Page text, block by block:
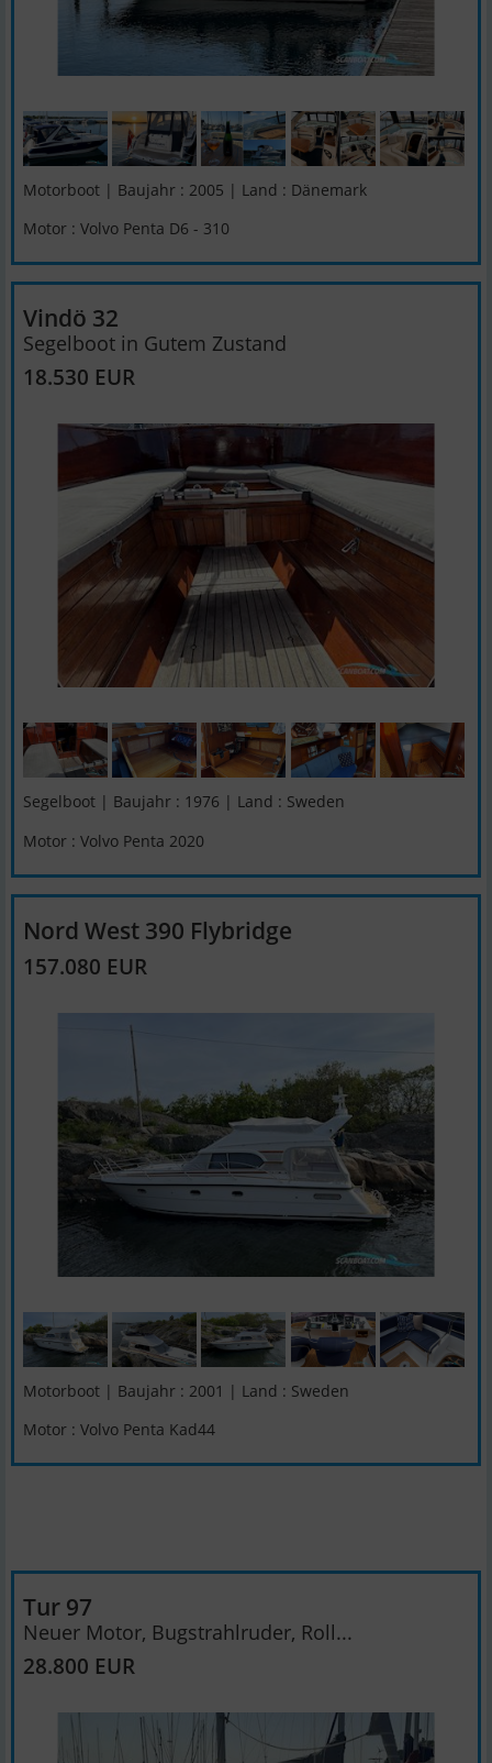
Motorboot | Baujahr : 2005 | Land : Dänemark
Motor : Volvo Penta D6 - 310
Vindö 32
Segelboot in Gutem Zustand
18.530 EUR
Segelboot | Baujahr : 1976 | Land : Sweden
Motor : Volvo Penta 2020
Nord West 390 Flybridge
157.080 EUR
Motorboot | Baujahr : 2001 | Land : Sweden
Motor : Volvo Penta Kad44
Tur 97
Neuer Motor, Bugstrahlruder, Roll...
28.800 EUR